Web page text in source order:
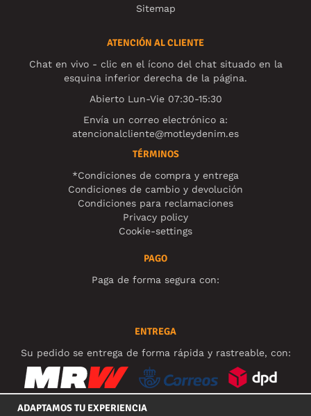
Sitemap
ATENCIÓN AL CLIENTE
Chat en vivo - clic en el ícono del chat situado en la
esquina inferior derecha de la página.
Abierto Lun-Vie 07:30-15:30
Envía un correo electrónico a:
atencionalcliente@motleydenim.es
TÉRMINOS
*Condiciones de compra y entrega
Condiciones de cambio y devolución
Condiciones para reclamaciones
Privacy policy
Cookie-settings
PAGO
Paga de forma segura con:
ENTREGA
Su pedido se entrega de forma rápida y rastreable, con:
ADAPTAMOS TU EXPERIENCIA